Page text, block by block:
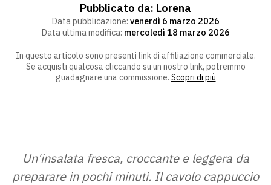
Pubblicato da: Lorena
Data pubblicazione: venerdì 6 marzo 2026
Data ultima modifica: mercoledì 18 marzo 2026
In questo articolo sono presenti link di affiliazione commerciale.
Se acquisti qualcosa cliccando su un nostro link, potremmo
guadagnare una commissione. Scopri di più
Un'insalata fresca, croccante e leggera da
preparare in pochi minuti. Il cavolo cappuccio